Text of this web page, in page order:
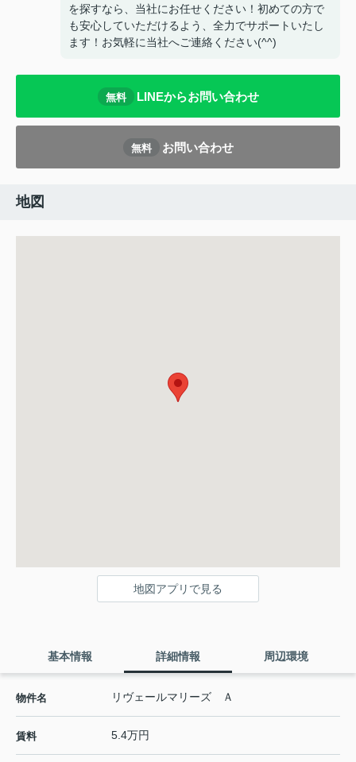
を探すなら、当社にお任せください！初めての方で
も安心していただけるよう、全力でサポートいたし
ます！お気軽に当社へご連絡ください(^^)
無料 LINEからお問い合わせ
無料 お問い合わせ
地図
地図アプリで見る
基本情報 詳細情報 周辺環境
物件名 リヴェールマリーズ Ａ
賃料 5.4万円